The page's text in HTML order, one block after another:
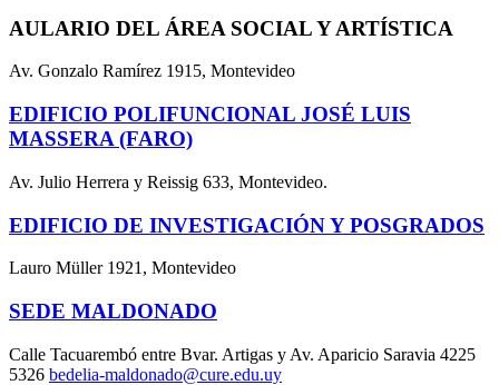
AULARIO DEL ÁREA SOCIAL Y ARTÍSTICA
Av. Gonzalo Ramírez 1915, Montevideo
EDIFICIO POLIFUNCIONAL JOSÉ LUIS
MASSERA (FARO)
Av. Julio Herrera y Reissig 633, Montevideo.
EDIFICIO DE INVESTIGACIÓN Y POSGRADOS
Lauro Müller 1921, Montevideo
SEDE MALDONADO
Calle Tacuarembó entre Bvar. Artigas y Av. Aparicio Saravia 4225
5326 bedelia-maldonado@cure.edu.uy